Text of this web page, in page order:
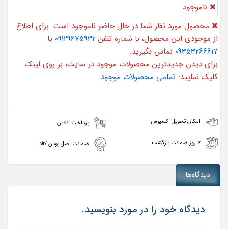
ناموجود
محصول مورد نظر شما در حال حاضر ناموجود است. برای اطلاع
از موجودی این محصول، با شماره تلفن 09129675932 یا
09353266617 تماس بگیرید.
برای دیدن جدیدترین محصولات موجود در سایت، بر روی لینک
کلیک نمایید: تمامی محصولات موجود
امکان تحویل اکسپرس پرداخت انلاین
۷ روز ضمانت بازگشت ضمانت اصل بودن کالا
دیدگاه‌ها
دیدگاه خود را در مورد بنویسید.